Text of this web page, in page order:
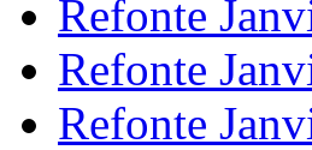
Refonte
Refonte
Refonte